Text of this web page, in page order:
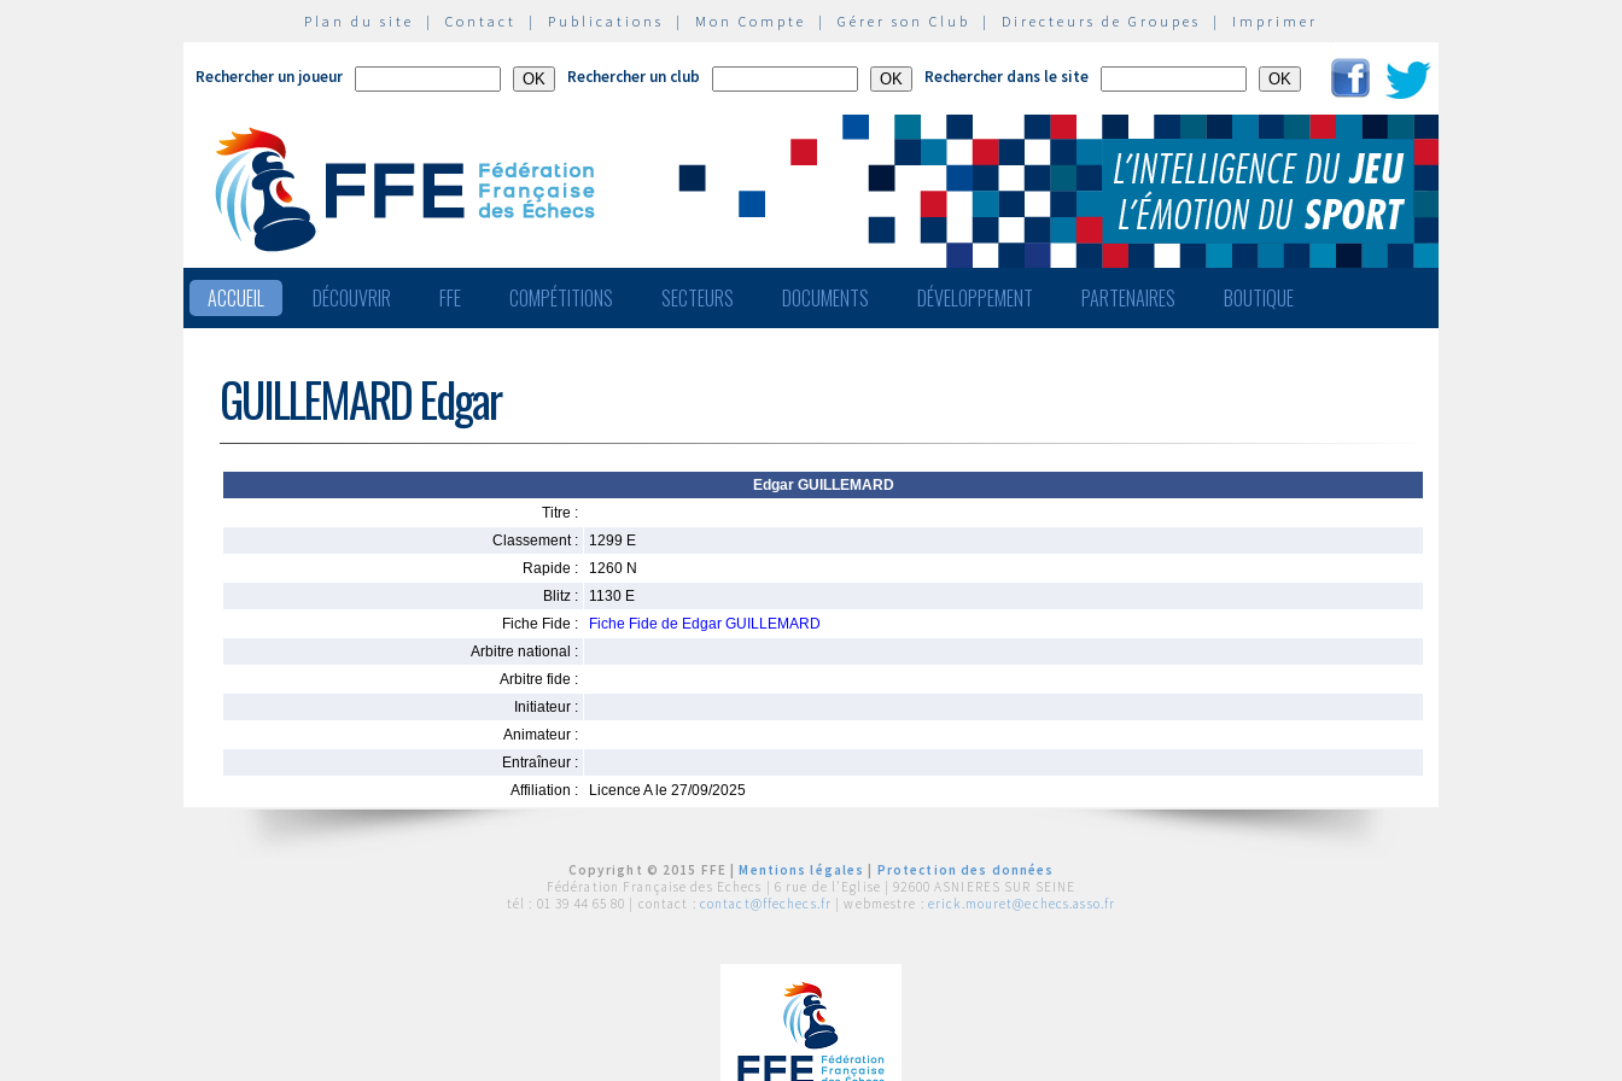
Plan du site | Contact | Publications | Mon Compte | Gérer son Club | Directeurs de Groupes | Imprimer
Rechercher un joueur Rechercher un club Rechercher dans le site
ACCUEIL DÉCOUVRIR FFE COMPÉTITIONS SECTEURS DOCUMENTS DÉVELOPPEMENT PARTENAIRES BOUTIQUE
GUILLEMARD Edgar
Edgar GUILLEMARD
Titre :
Classement :
1299 E
Rapide :
1260 N
Blitz :
1130 E
Fiche Fide :
Fiche Fide de Edgar GUILLEMARD
Arbitre national :
Arbitre fide :
Initiateur :
Animateur :
Entraîneur :
Affiliation :
Licence A le 27/09/2025
Copyright © 2015 FFE |Mentions légales
Protection des données
Fédération Française des Echecs | 6 rue de l'Eglise | 92600 ASNIERES SUR SEINE
tél : 01 39 44 65 80 | contact : contact@ffechecs.fr | webmestre : erick.mouret@echecs.asso.fr